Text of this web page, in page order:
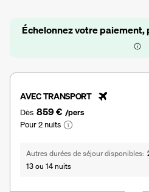
Échelonnez votre paiement,
AVEC TRANSPORT
Dès 859 € /pers
Pour 2 nuits
Autres durées de séjour disponibles
13 ou 14 nuits